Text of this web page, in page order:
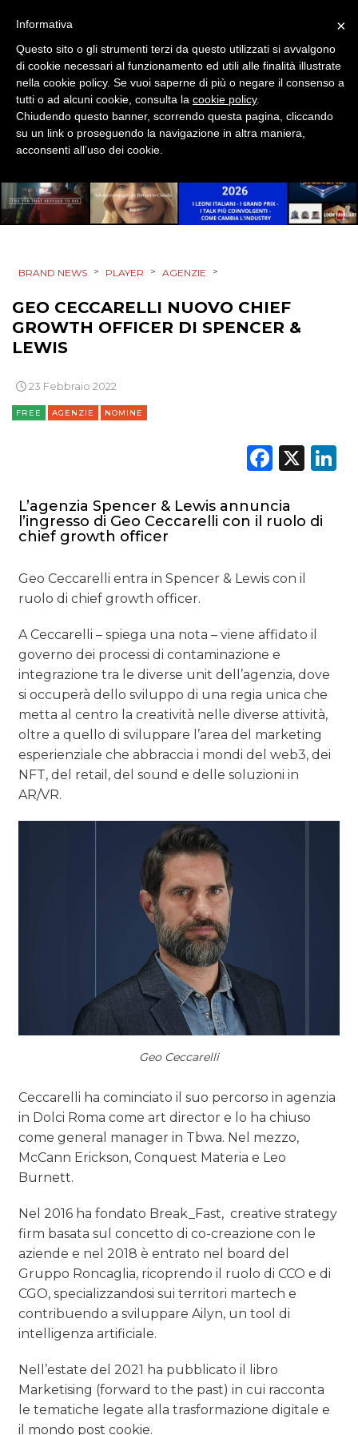
TV
DATI
RICERCHE
PREVISIONI/SCENARI
TREND
CASE HISTORY
BRAND NEWS > PLAYER > AGENZIE >
GEO CECCARELLI NUOVO CHIEF
GROWTH OFFICER DI SPENCER &
LEWIS
23 Febbraio 2022
FREE AGENZIE NOMINE
X
L’agenzia Spencer & Lewis annuncia
l’ingresso di Geo Ceccarelli con il ruolo di
chief growth officer
Geo Ceccarelli entra in Spencer & Lewis con il
ruolo di chief growth officer.
A Ceccarelli – spiega una nota – viene affidato il
governo dei processi di contaminazione e
integrazione tra le diverse unit dell’agenzia, dove
si occuperà dello sviluppo di una regia unica che
metta al centro la creatività nelle diverse attività,
oltre a quello di sviluppare l’area del marketing
esperienziale che abbraccia i mondi del web3, dei
NFT, del retail, del sound e delle soluzioni in
AR/VR.
Geo Ceccarelli
Ceccarelli ha cominciato il suo percorso in agenzia
in Dolci Roma come art director e lo ha chiuso
come general manager in Tbwa. Nel mezzo,
McCann Erickson, Conquest Materia e Leo
Burnett.
Nel 2016 ha fondato Break_Fast, creative strategy
firm basata sul concetto di co-creazione con le
aziende e nel 2018 è entrato nel board del
Gruppo Roncaglia, ricoprendo il ruolo di CCO e di
CGO, specializzandosi sui territori martech e
contribuendo a sviluppare Ailyn, un tool di
intelligenza artificiale.
Nell’estate del 2021 ha pubblicato il libro
Marketising (forward to the past) in cui racconta
le tematiche legate alla trasformazione digitale e
il mondo post cookie.
×
Informativa
Questo sito o gli strumenti terzi da questo utilizzati si avvalgono
di cookie necessari al funzionamento ed utili alle finalità illustrate
nella cookie policy. Se vuoi saperne di più o negare il consenso a
tutti o ad alcuni cookie, consulta la cookie policy.
Chiudendo questo banner, scorrendo questa pagina, cliccando
su un link o proseguendo la navigazione in altra maniera,
acconsenti all’uso dei cookie.